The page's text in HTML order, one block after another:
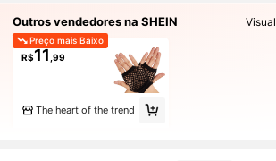
Outros vendedores na SHEIN
Preço mais Baixo
R$11 ,99
The heart of the trend